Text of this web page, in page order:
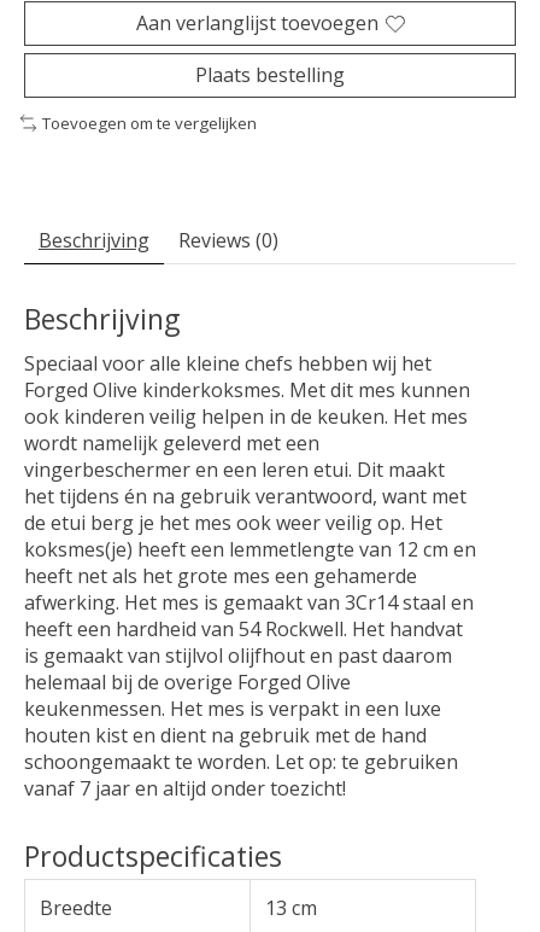
Aan verlanglijst toevoegen
Plaats bestelling
Toevoegen om te vergelijken
Beschrijving Reviews (0)
Beschrijving
Speciaal voor alle kleine chefs hebben wij het
Forged Olive kinderkoksmes. Met dit mes kunnen
ook kinderen veilig helpen in de keuken. Het mes
wordt namelijk geleverd met een
vingerbeschermer en een leren etui. Dit maakt
het tijdens én na gebruik verantwoord, want met
de etui berg je het mes ook weer veilig op. Het
koksmes(je) heeft een lemmetlengte van 12 cm en
heeft net als het grote mes een gehamerde
afwerking. Het mes is gemaakt van 3Cr14 staal en
heeft een hardheid van 54 Rockwell. Het handvat
is gemaakt van stijlvol olijfhout en past daarom
helemaal bij de overige Forged Olive
keukenmessen. Het mes is verpakt in een luxe
houten kist en dient na gebruik met de hand
schoongemaakt te worden. Let op: te gebruiken
vanaf 7 jaar en altijd onder toezicht!
Productspecificaties
Breedte 13 cm